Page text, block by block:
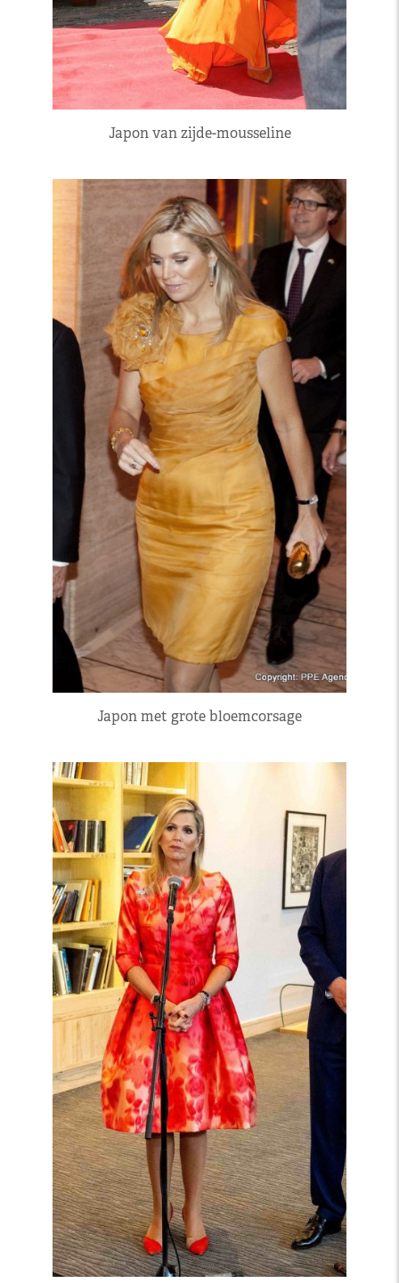
Japon van zijde-mousseline
Japon met grote bloemcorsage